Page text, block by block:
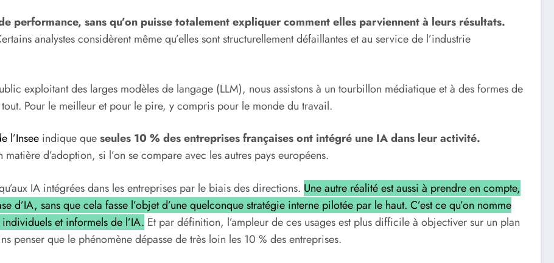
performance, sans qu’on puisse totalement expliquer comment elles parviennent à leurs résultats.
analystes considèrent même qu’elles sont structurellement défaillantes et au service de l’industrie
exploitant des larges modèles de langage (LLM), nous assistons à un tourbillon médiatique et à des formes de
Pour le meilleur et pour le pire, y compris pour le monde du travail.
l’Insee indique queseules 10 % des entreprises françaises ont intégré une IA dans leur activité.
d’adoption, si l’on se compare avec les autres pays européens.
IA intégrées dans les entreprises par le biais des directions. Une autre réalité est aussi à prendre en compte,
d’IA, sans que cela fasse l’objet d’une quelconque stratégie interne pilotée par le haut. C’est ce qu’on nomme
et informels de l’IA. Et par définition, l’ampleur de ces usages est plus difficile à objectiver sur un plan
penser que le phénomène dépasse de très loin les 10 % des entreprises.